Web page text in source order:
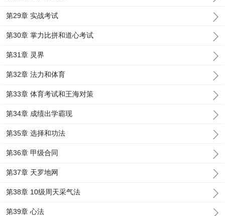
第29章 实战考试
第30章 掌力比拼和道心考试
第31章 灵界
第32章 法力和体育
第33章 体育考试和王海对策
第34章 成绩出学霸现
第35章 选择和功法
第36章 甲级合同
第37章 天罗地网
第38章 10级周天采气法
第39章 心法